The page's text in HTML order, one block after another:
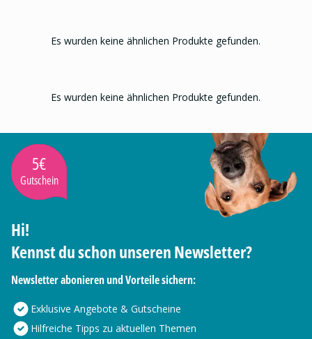
Es wurden keine ähnlichen Produkte gefunden.
Es wurden keine ähnlichen Produkte gefunden.
5€
Gutschein
Hi!
Kennst du schon unseren Newsletter?
Newsletter abonieren und Vorteile sichern:
Exklusive Angebote & Gutscheine
Hilfreiche Tipps zu aktuellen Themen